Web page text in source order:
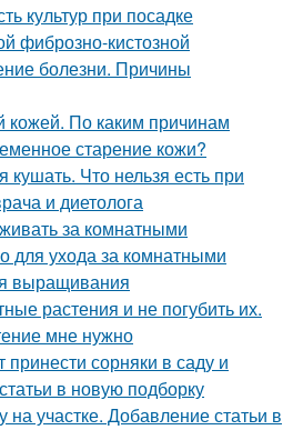
культур при посадке
фиброзно-кистозной
болезни. Причины
кожей. По каким причинам
старение кожи?
кушать. Что нельзя есть при
и диетолога
за комнатными
для ухода за комнатными
выращивания
растения и не погубить их.
мне нужно
принести сорняки в саду и
в новую подборку
на участке. Добавление статьи в